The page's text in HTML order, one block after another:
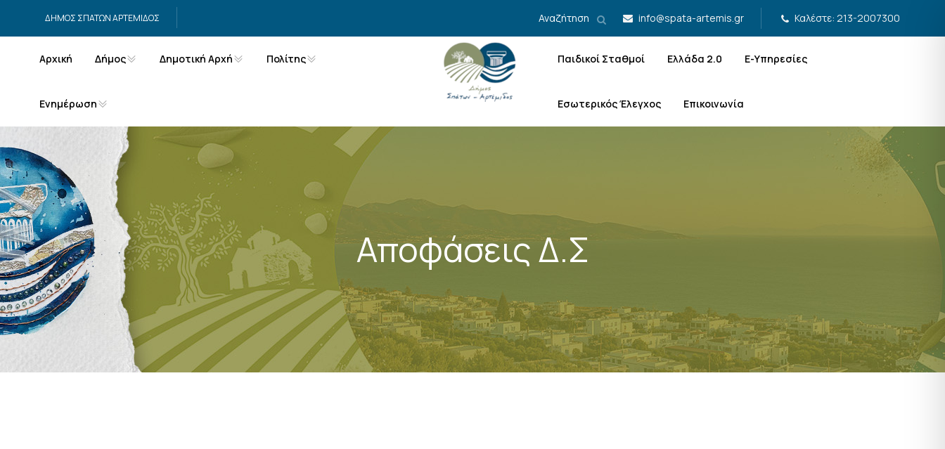
ΔΗΜΟΣ ΣΠΑΤΩΝ ΑΡΤΕΜΙΔΟΣ Αναζήτηση info@spata-artemis.gr Καλέστε: 213-2007300
Αρχική Δήμος Δημοτική Αρχή Πολίτης
Ενημέρωση
Παιδικοί Σταθμοί Ελλάδα 2.0 Ε-Υπηρεσίες
Εσωτερικός Έλεγχος Επικοινωνία
Αποφάσεις Δ.Σ